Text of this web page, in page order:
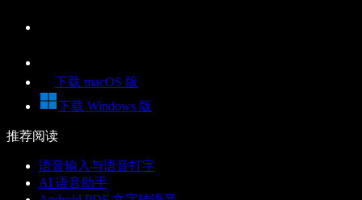
下载 macOS 版
下载 Windows 版
推荐阅读
语音输入与语音打字
AI 语音助手